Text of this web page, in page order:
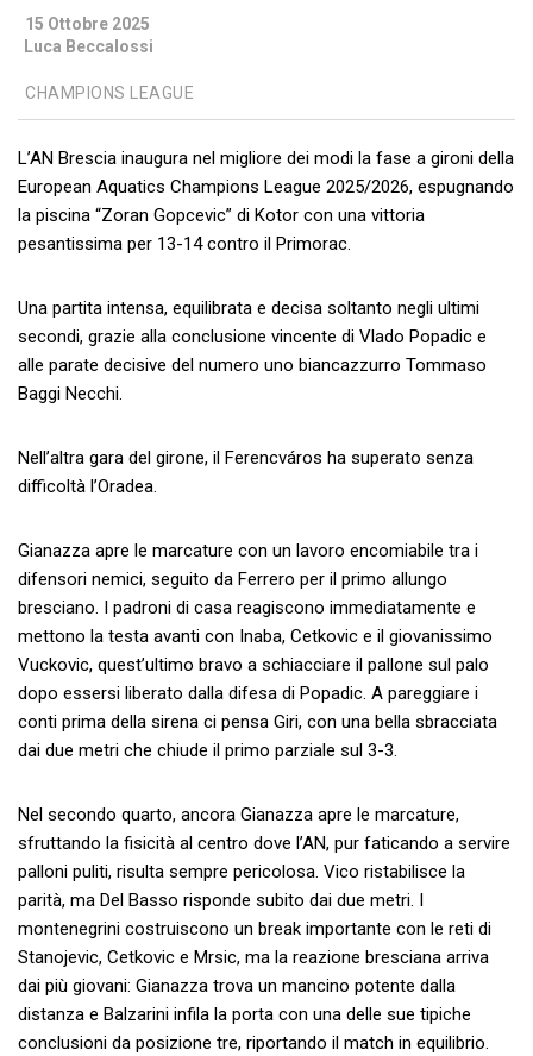
15 Ottobre 2025
Luca Beccalossi
CHAMPIONS LEAGUE
L’AN Brescia inaugura nel migliore dei modi la fase a gironi della
European Aquatics Champions League 2025/2026, espugnando
la piscina “Zoran Gopcevic” di Kotor con una vittoria
pesantissima per 13-14 contro il Primorac.
Una partita intensa, equilibrata e decisa soltanto negli ultimi
secondi, grazie alla conclusione vincente di Vlado Popadic e
alle parate decisive del numero uno biancazzurro Tommaso
Baggi Necchi.
Nell’altra gara del girone, il Ferencváros ha superato senza
difficoltà l’Oradea.
Gianazza apre le marcature con un lavoro encomiabile tra i
difensori nemici, seguito da Ferrero per il primo allungo
bresciano. I padroni di casa reagiscono immediatamente e
mettono la testa avanti con Inaba, Cetkovic e il giovanissimo
Vuckovic, quest’ultimo bravo a schiacciare il pallone sul palo
dopo essersi liberato dalla difesa di Popadic. A pareggiare i
conti prima della sirena ci pensa Giri, con una bella sbracciata
dai due metri che chiude il primo parziale sul 3-3.
Nel secondo quarto, ancora Gianazza apre le marcature,
sfruttando la fisicità al centro dove l’AN, pur faticando a servire
palloni puliti, risulta sempre pericolosa. Vico ristabilisce la
parità, ma Del Basso risponde subito dai due metri. I
montenegrini costruiscono un break importante con le reti di
Stanojevic, Cetkovic e Mrsic, ma la reazione bresciana arriva
dai più giovani: Gianazza trova un mancino potente dalla
distanza e Balzarini infila la porta con una delle sue tipiche
conclusioni da posizione tre, riportando il match in equilibrio.